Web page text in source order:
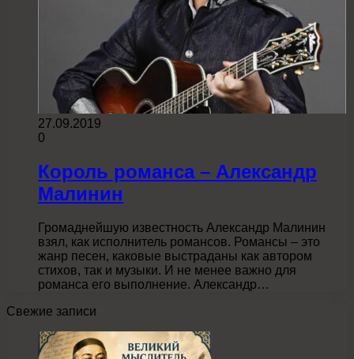
27.09.2019
0
Король романса – Александр
Малинин
Громаднейшую известность Александр Малинин
взял, как исполнитель романсов. Романсы – это
жанр песен, каковые выстраданы как автором
стихов, так и музыки. И не менее важно для
романса его выполнение. Александр…
Свежие записи